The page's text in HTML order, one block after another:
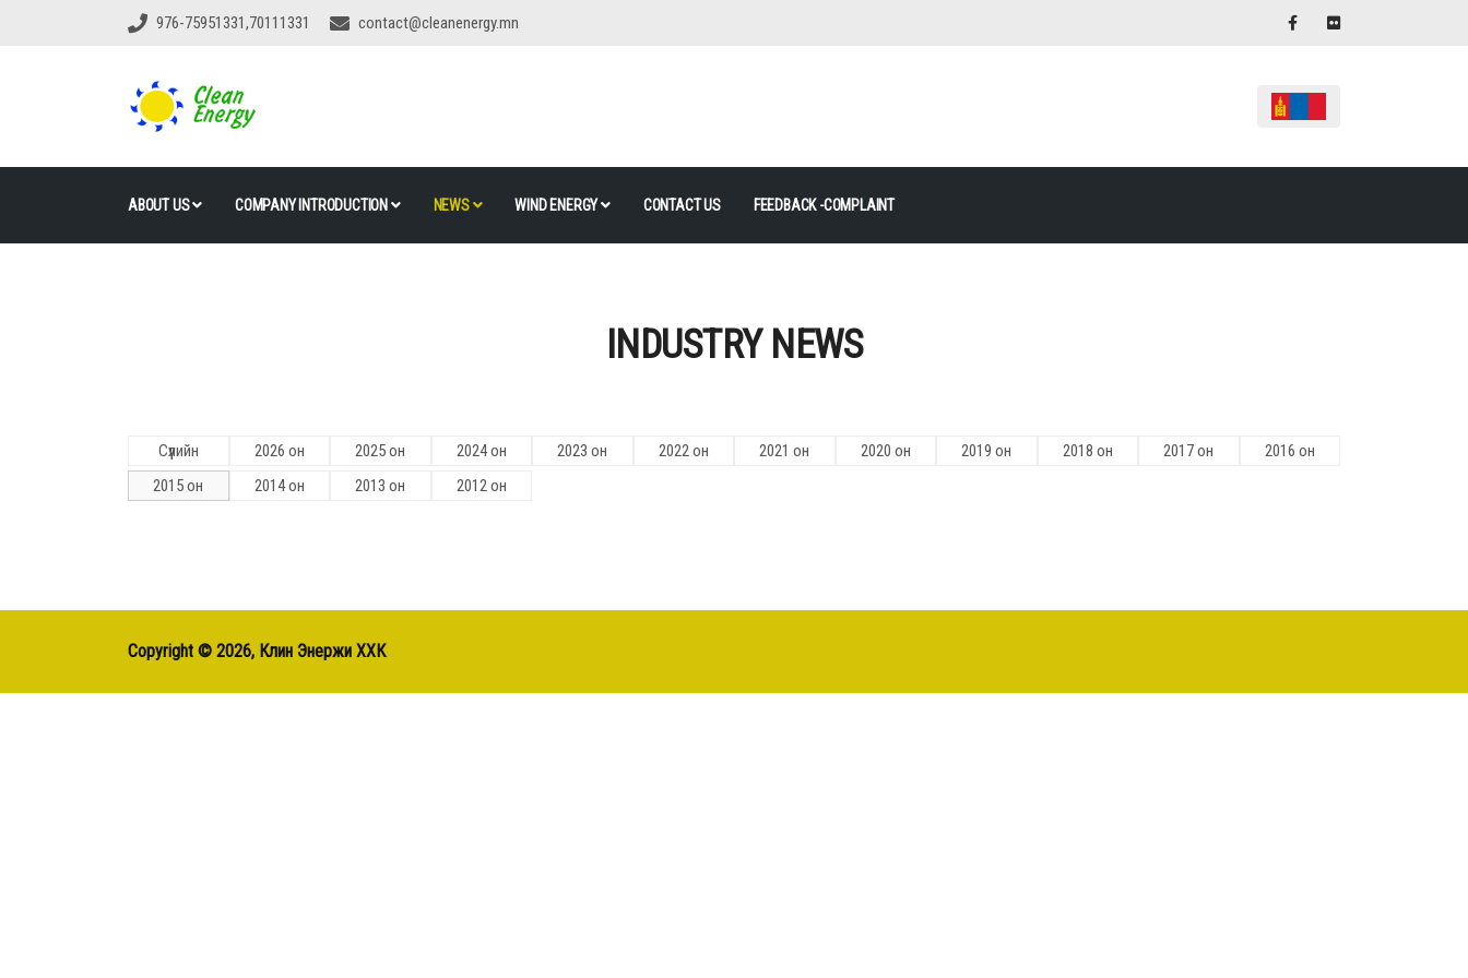
976-75951331,70111331 contact@cleanenergy.mn
ABOUT US COMPANY INTRODUCTION NEWS WIND ENERGY CONTACT US FEEDBACK -COMPLAINT
INDUSTRY NEWS
Сүүлийн 2026 он 2025 он 2024 он 2023 он 2022 он 2021 он 2020 он 2019 он 2018 он 2017 он
2016 он
2015 он
2014 он 2013 он 2012 он
Copyright © 2026, Клин Энержи ХХК